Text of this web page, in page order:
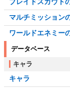
マルチミッション
ワールドエネミー
データベース
キャラ
キャラ